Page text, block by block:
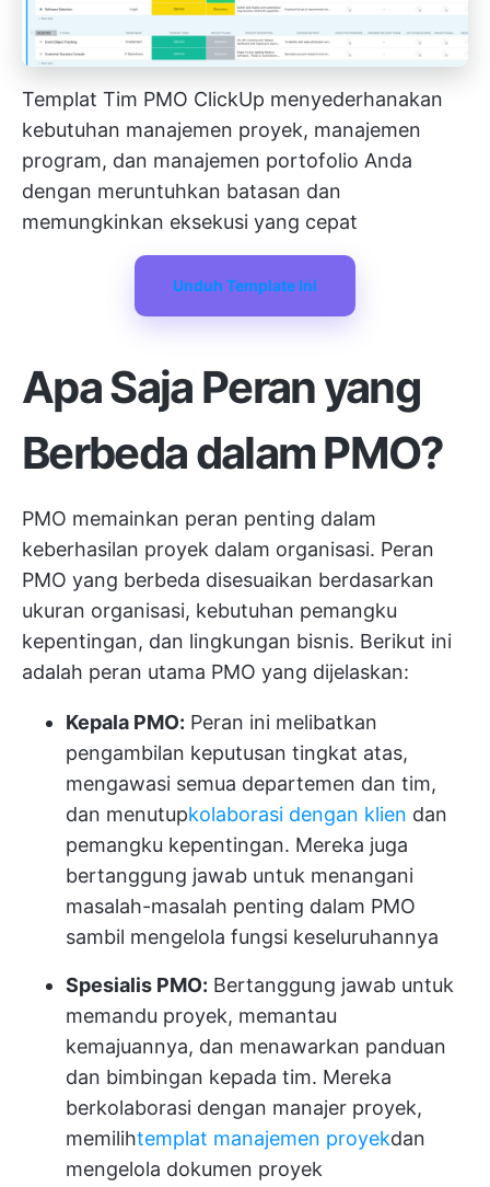
Templat Tim PMO ClickUp menyederhanakan
kebutuhan manajemen proyek, manajemen
program, dan manajemen portofolio Anda
dengan meruntuhkan batasan dan
memungkinkan eksekusi yang cepat
Unduh Template Ini
Apa Saja Peran yang
Berbeda dalam PMO?
PMO memainkan peran penting dalam
keberhasilan proyek dalam organisasi. Peran
PMO yang berbeda disesuaikan berdasarkan
ukuran organisasi, kebutuhan pemangku
kepentingan, dan lingkungan bisnis. Berikut ini
adalah peran utama PMO yang dijelaskan:
Kepala PMO: Peran ini melibatkan
pengambilan keputusan tingkat atas,
mengawasi semua departemen dan tim,
dan menutupkolaborasi dengan klien dan
pemangku kepentingan. Mereka juga
bertanggung jawab untuk menangani
masalah-masalah penting dalam PMO
sambil mengelola fungsi keseluruhannya
Spesialis PMO: Bertanggung jawab untuk
memandu proyek, memantau
kemajuannya, dan menawarkan panduan
dan bimbingan kepada tim. Mereka
berkolaborasi dengan manajer proyek,
memilihtemplat manajemen proyekdan
mengelola dokumen proyek